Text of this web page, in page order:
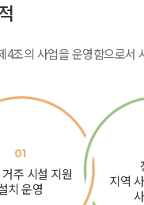
4조의 사업을 운영함으로서
01
주 시설 지원
치 운영
지역